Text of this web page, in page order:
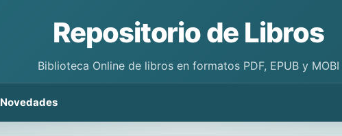
Repositorio de Libros
Biblioteca Online de libros en formatos PDF, EPUB y MOBI
Novedades